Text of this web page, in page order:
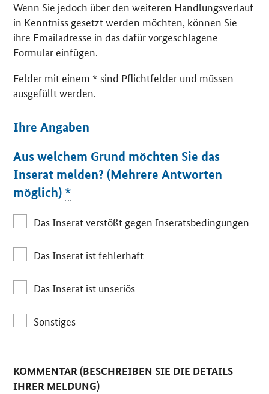
Wenn Sie jedoch über den weiteren Handlungsverlauf
in Kenntniss gesetzt werden möchten, können Sie
ihre Emailadresse in das dafür vorgeschlagene
Formular einfügen.
Felder mit einem * sind Pflichtfelder und müssen
ausgefüllt werden.
Ihre Angaben
Aus welchem Grund möchten Sie das
Inserat melden? (Mehrere Antworten
möglich) *
Das Inserat verstößt gegen Inseratsbedingungen
Das Inserat ist fehlerhaft
Das Inserat ist unseriös
Sonstiges
KOMMENTAR (BESCHREIBEN SIE DIE DETAILS
IHRER MELDUNG)